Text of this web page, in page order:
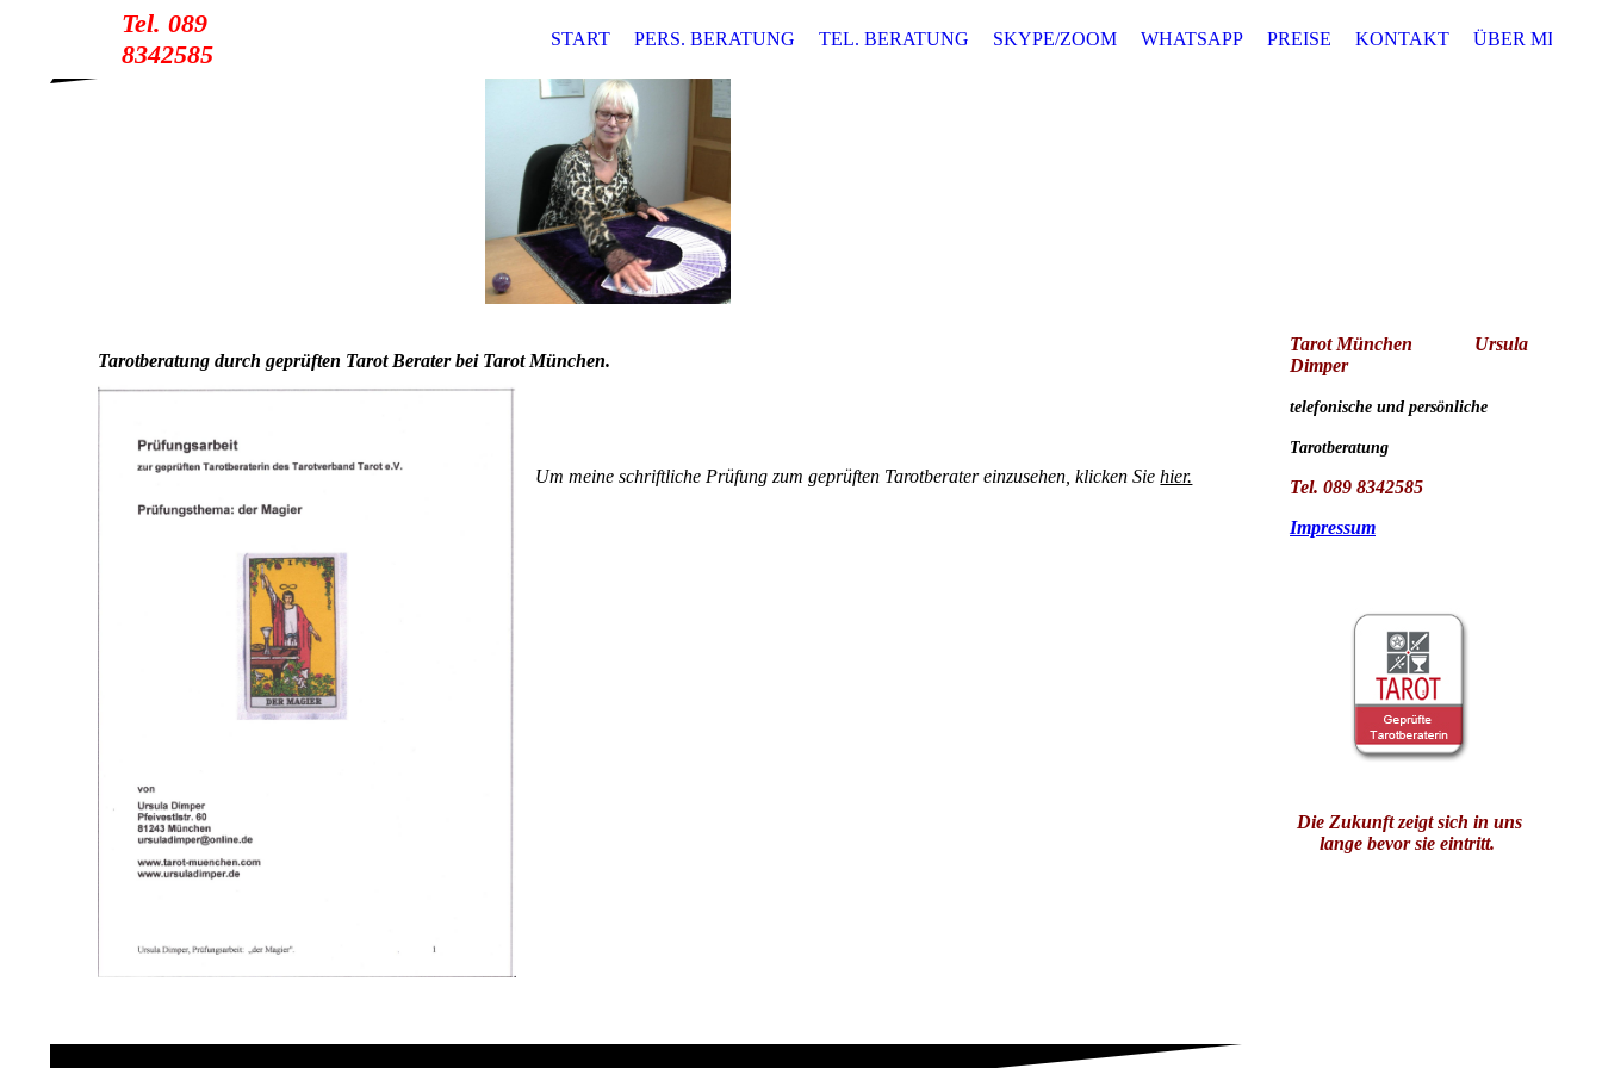
START PERS. BERATUNG TEL. BERATUNG SKYPE/ZOOM WHATSAPP PREISE KONTAKT ÜBER MICH
Tel. 089
8342585
Tarotberatung durch geprüften Tarot Berater bei Tarot München.
Um meine schriftliche Prüfung zum geprüften Tarotberater einzusehen, klicken Siehier.
Tarot München Ursula
Dimper
telefonische und persönliche
Tarotberatung
Tel. 089 8342585
Impressum
Die Zukunft zeigt sich in uns
lange bevor sie eintritt.